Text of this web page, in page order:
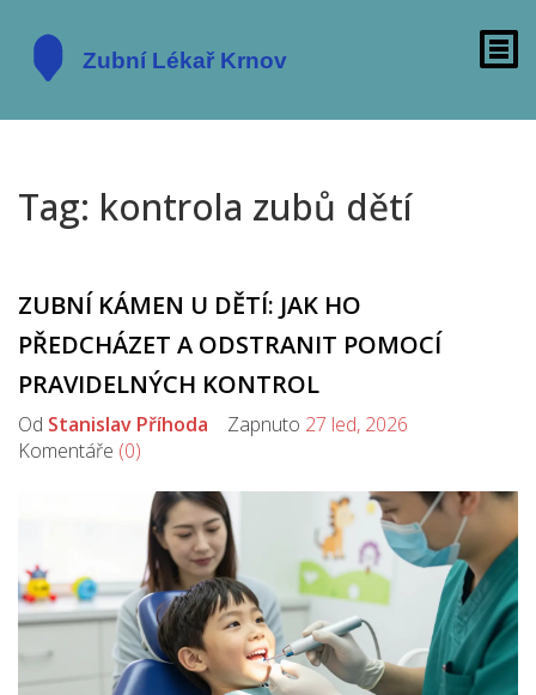
Tag: kontrola zubů dětí
ZUBNÍ KÁMEN U DĚTÍ: JAK HO
PŘEDCHÁZET A ODSTRANIT POMOCÍ
PRAVIDELNÝCH KONTROL
Od Stanislav Příhoda Zapnuto 27 led, 2026
Komentáře (0)